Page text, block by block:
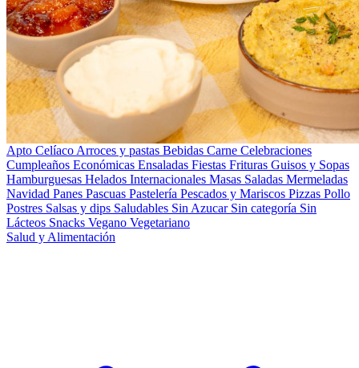
Apto Celíaco Arroces y pastas Bebidas Carne Celebraciones
Cumpleaños Económicas Ensaladas Fiestas Frituras Guisos y Sopas
Hamburguesas Helados Internacionales Masas Saladas Mermeladas
Navidad Panes Pascuas Pastelería Pescados y Mariscos Pizzas Pollo
Postres Salsas y dips Saludables Sin Azucar Sin categoría Sin
Lácteos Snacks Vegano Vegetariano
Salud y Alimentación